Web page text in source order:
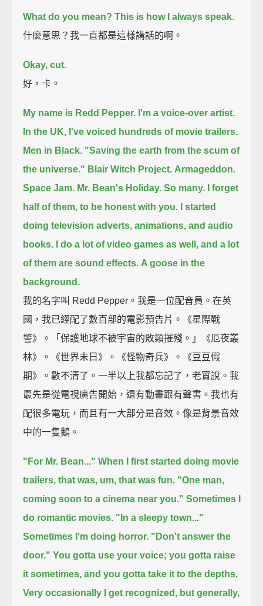
What do you mean? This is how I always speak.
什麼意思？我一直都是這樣講話的啊。
Okay, cut.
好，卡。
My name is Redd Pepper. I'm a voice-over artist.
In the UK, I've voiced hundreds of movie trailers.
Men in Black. "Saving the earth from the scum of
the universe." Blair Witch Project. Armageddon.
Space Jam. Mr. Bean's Holiday. So many.
I forget
half of them, to be honest with you.
I started
doing television adverts, animations, and audio
books.
I do a lot of video games as well, and a lot
of them are sound effects. A goose in the
background.
我的名字叫 Redd Pepper。我是一位配音員。在英
國，我已經配了數百部的電影預告片。《星際戰
警》。「保護地球不被宇宙的敗類摧殘。」《厄夜叢
林》。《世界末日》。《怪物奇兵》。《豆豆假
期》。數不清了。一半以上我都忘記了，老實說。我
最先是從電視廣告開始，還有動畫跟有聲書。我也有
配很多電玩，而且有一大部分是音效。像是背景音效
中的一隻鵝。
"For Mr. Bean..." When I first started doing movie
trailers, that was, um, that was fun. "One man,
coming soon to a cinema near you." Sometimes I
do romantic movies. "In a sleepy town..."
Sometimes I'm doing horror. "Don't answer the
door." You gotta use your voice; you gotta raise
it sometimes, and you gotta take it to the depths.
Very occasionally I get recognized, but generally,